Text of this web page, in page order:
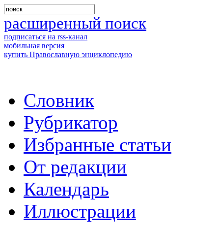
расширенный поиск
подписаться на rss-канал
мобильная версия
купить Православную энциклопедию
Словник
Рубрикатор
Избранные статьи
От редакции
Календарь
Иллюстрации